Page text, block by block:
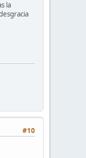
la
#10